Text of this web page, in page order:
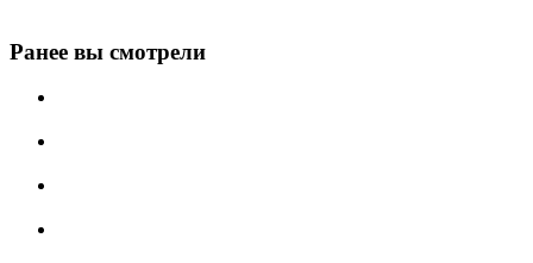
Ранее вы смотрели